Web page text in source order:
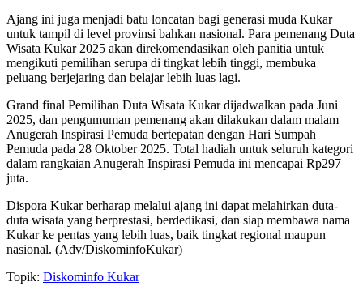
Ajang ini juga menjadi batu loncatan bagi generasi muda Kukar
untuk tampil di level provinsi bahkan nasional. Para pemenang Duta
Wisata Kukar 2025 akan direkomendasikan oleh panitia untuk
mengikuti pemilihan serupa di tingkat lebih tinggi, membuka
peluang berjejaring dan belajar lebih luas lagi.
Grand final Pemilihan Duta Wisata Kukar dijadwalkan pada Juni
2025, dan pengumuman pemenang akan dilakukan dalam malam
Anugerah Inspirasi Pemuda bertepatan dengan Hari Sumpah
Pemuda pada 28 Oktober 2025. Total hadiah untuk seluruh kategori
dalam rangkaian Anugerah Inspirasi Pemuda ini mencapai Rp297
juta.
Dispora Kukar berharap melalui ajang ini dapat melahirkan duta-
duta wisata yang berprestasi, berdedikasi, dan siap membawa nama
Kukar ke pentas yang lebih luas, baik tingkat regional maupun
nasional. (Adv/DiskominfoKukar)
Topik: Diskominfo Kukar